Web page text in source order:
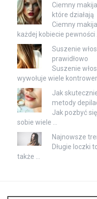
Ciemny
które działają
Ciemny
każdej kobiecie pewności …
Suszenie
prawidłowo
Suszenie
wywołuje wiele
Jak
metody
Jak pozbyć
sobie wiele …
Najnowsze
Długie loczki
także …